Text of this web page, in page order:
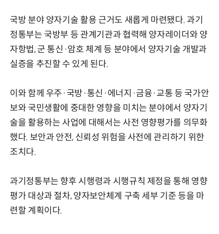
국방 분야 양자기술 활용 근거도 새롭게 마련됐다. 과기
정통부는 국방부 등 관계기관과 협력해 양자레이더와 양
자항법, 군 통신·암호 체계 등 분야에서 양자기술 개발과
실증을 추진할 수 있게 된다.
이와 함께 우주·국방·통신·에너지·금융·교통 등 국가안
보와 국민생활에 중대한 영향을 미치는 분야에서 양자기
술을 활용하는 사업에 대해서는 사전 영향평가를 의무화
했다. 보안과 안전, 신뢰성 위험을 사전에 관리하기 위한
조치다.
과기정통부는 향후 시행령과 시행규칙 제정을 통해 영향
평가 대상과 절차, 양자보안체계 구축 세부 기준 등을 마
련할 계획이다.